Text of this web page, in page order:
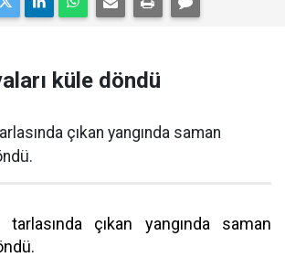
küle döndü
çıkan yangında saman
tarlasında çıkan yangında saman